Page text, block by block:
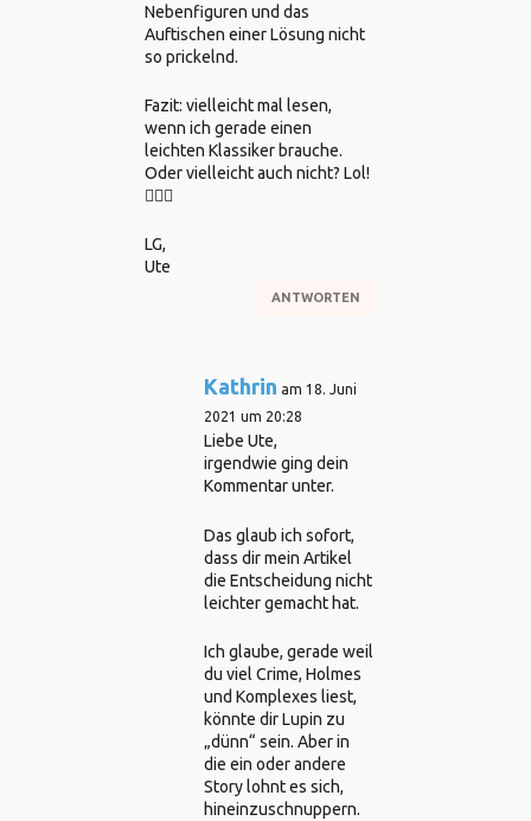
Nebenfiguren und das
Auftischen einer Lösung nicht
so prickelnd.
Fazit: vielleicht mal lesen,
wenn ich gerade einen
leichten Klassiker brauche.
Oder vielleicht auch nicht? Lol!
🤷🏻‍♀️
LG,
Ute
ANTWORTEN
Kathrin am 18. Juni
2021 um 20:28
Liebe Ute,
irgendwie ging dein
Kommentar unter.
Das glaub ich sofort,
dass dir mein Artikel
die Entscheidung nicht
leichter gemacht hat.
Ich glaube, gerade weil
du viel Crime, Holmes
und Komplexes liest,
könnte dir Lupin zu
„dünn“ sein. Aber in
die ein oder andere
Story lohnt es sich,
hineinzuschnuppern.